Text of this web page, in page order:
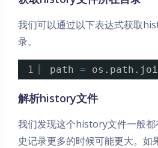
我们可以通过以下表达式获取
录。
1 path =
解析history文件
我们发现这个history文件一般
史记录更多的时候可能更大。如